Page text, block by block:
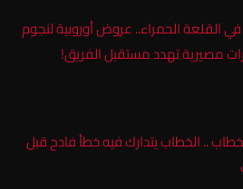
في القلعة الحمراء.. عروض أوروبية لنجوم
مصيرية تهدد مستقبل الفريق!
.. الخطاب يتدارك فيه خطأ فادح قبل